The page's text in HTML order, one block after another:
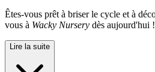
Êtes-vous prêt à briser le cycle et à
vous à Wacky Nursery dès aujourd'hui !
Lire la suite